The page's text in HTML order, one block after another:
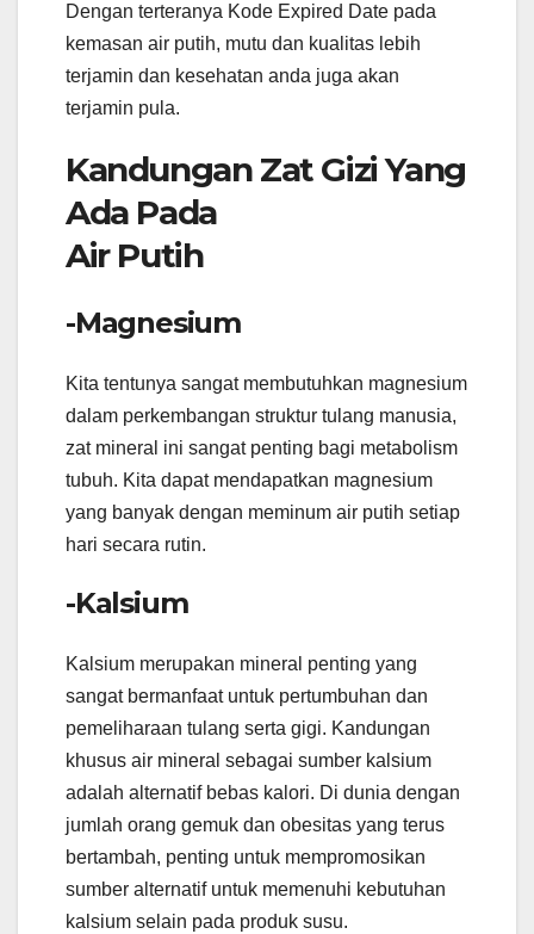
Dengan terteranya Kode Expired Date pada
kemasan air putih, mutu dan kualitas lebih
terjamin dan kesehatan anda juga akan
terjamin pula.
Kandungan Zat Gizi Yang
Ada Pada
Air Putih
-Magnesium
Kita tentunya sangat membutuhkan magnesium
dalam perkembangan struktur tulang manusia,
zat mineral ini sangat penting bagi metabolism
tubuh. Kita dapat mendapatkan magnesium
yang banyak dengan meminum air putih setiap
hari secara rutin.
-Kalsium
Kalsium merupakan mineral penting yang
sangat bermanfaat untuk pertumbuhan dan
pemeliharaan tulang serta gigi. Kandungan
khusus air mineral sebagai sumber kalsium
adalah alternatif bebas kalori. Di dunia dengan
jumlah orang gemuk dan obesitas yang terus
bertambah, penting untuk mempromosikan
sumber alternatif untuk memenuhi kebutuhan
kalsium selain pada produk susu.